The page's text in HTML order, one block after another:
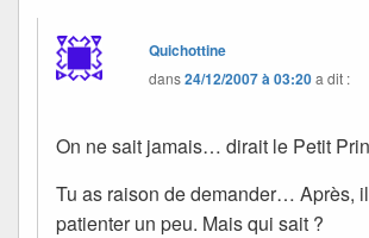
Quichottine
dans24/12/2007 à 03:20a dit :
On ne sait jamais… dirait le Petit
Tu as raison de demander… Après,
patienter un peu. Mais qui sait ?